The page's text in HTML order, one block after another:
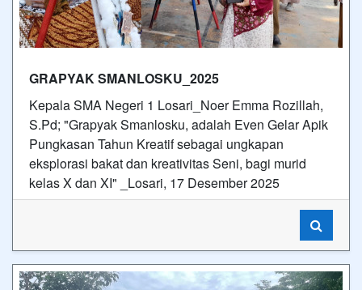
GRAPYAK SMANLOSKU_2025
Kepala SMA Negeri 1 Losari_Noer Emma Rozillah,
S.Pd; "Grapyak Smanlosku, adalah Even Gelar Apik
Pungkasan Tahun Kreatif sebagai ungkapan
eksplorasi bakat dan kreativitas Seni, bagi murid
kelas X dan XI" _Losari, 17 Desember 2025